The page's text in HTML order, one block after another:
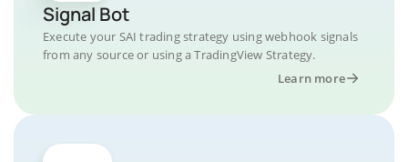
Signal Bot
Execute your SAI trading strategy using webhook signals
from any source or using a TradingView Strategy.
Learn more